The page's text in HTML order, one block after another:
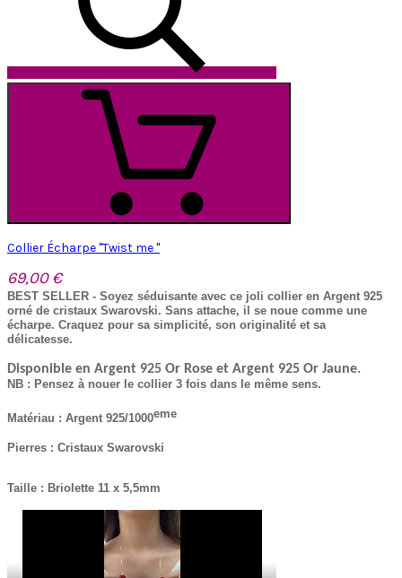
Collier Écharpe "Twist me "
69,00 €
BEST SELLER - Soyez séduisante avec ce joli collier en Argent 925
orné de cristaux Swarovski. Sans attache, il se noue comme une
écharpe. Craquez pour sa simplicité, son originalité et sa
délicatesse.
Disponible en Argent 925 Or Rose et Argent 925 Or Jaune.
NB : Pensez à nouer le collier 3 fois dans le même sens.
Matériau : Argent 925/1000eme
Pierres : Cristaux Swarovski
Taille : Briolette 11 x 5,5mm